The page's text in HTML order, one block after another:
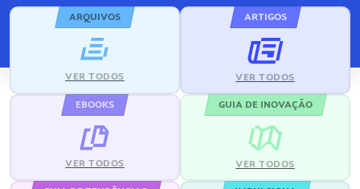
ARQUIVOS
VER TODOS
ARTIGOS
VER TODOS
EBOOKS
VER TODOS
GUIA DE INOVAÇÃO
VER TODOS